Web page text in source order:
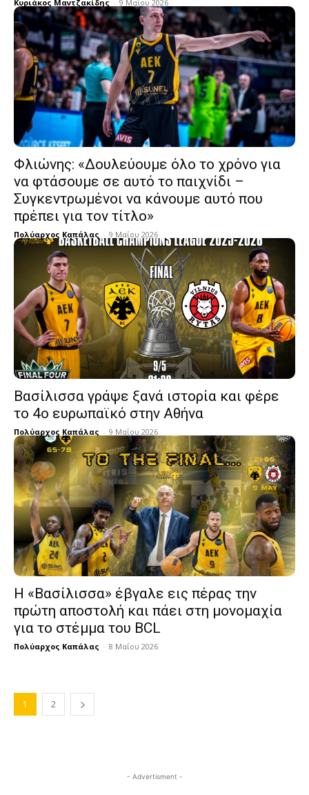
Κυριάκος Μαντζακίδης - 9 Μαΐου 2026
Φλιώνης: «Δουλεύουμε όλο το χρόνο για
να φτάσουμε σε αυτό το παιχνίδι –
Συγκεντρωμένοι να κάνουμε αυτό που
πρέπει για τον τίτλο»
Πολύαρχος Καπάλας - 9 Μαΐου 2026
Βασίλισσα γράψε ξανά ιστορία και φέρε
το 4ο ευρωπαϊκό στην Αθήνα
Πολύαρχος Καπάλας - 9 Μαΐου 2026
Η «Βασίλισσα» έβγαλε εις πέρας την
πρώτη αποστολή και πάει στη μονομαχία
για το στέμμα του BCL
Πολύαρχος Καπάλας - 8 Μαΐου 2026
1 2
- Advertisment -